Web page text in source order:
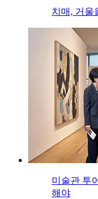
치매, 거울
미술관 투
해야